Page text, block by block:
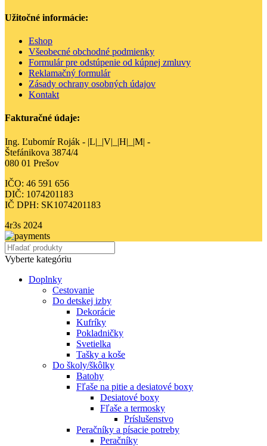
Užitočné informácie:
Eshop
Všeobecné obchodné podmienky
Formulár pre odstúpenie od kúpnej zmluvy
Reklamačný formulár
Zásady ochrany osobných údajov
Kontakt
Fakturačné údaje:
Ing. Ľubomír Roják - |L|_|V|_|H|_|M| -
Štefánikova 3874/4
080 01 Prešov
IČO: 46 591 656
DIČ: 1074201183
IČ DPH: SK1074201183
4r3s 2024
Vyberte kategóriu
Doplnky
Cestovanie
Do detskej izby
Dekorácie
Kufríky
Pokladničky
Svetielka
Tašky a koše
Do školy/škôlky
Batohy
Fľaše na pitie a desiatové boxy
Desiatové boxy
Fľaše a termosky
Príslušenstvo
Peračníky a písacie potreby
Peračníky